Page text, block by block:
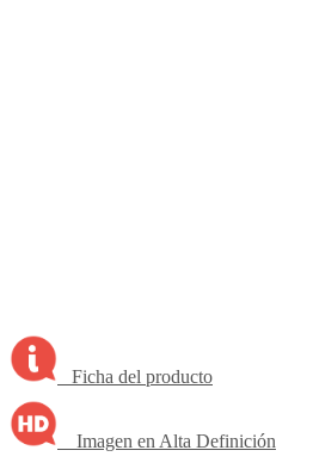
Ficha del producto
Imagen en Alta Definición